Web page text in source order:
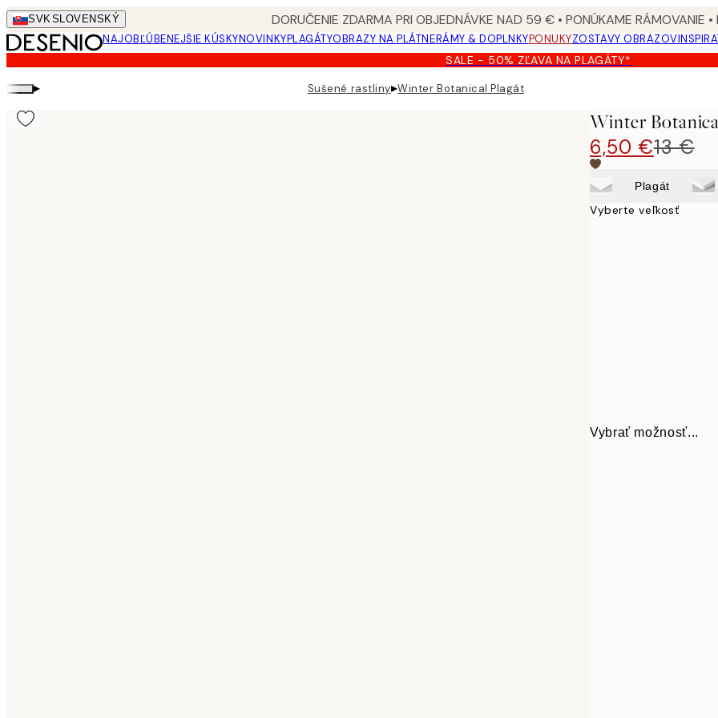
Skip
to
main
content.
SVKSLOVENSKÝ DORUČENIE ZDARMA PRI OBJEDNÁVKE NAD 59 € • PONÚKAME RÁMOVANIE
NAJOBĽÚBENEJŠIE KÚSKYNOVINKYPLAGÁTYOBRAZY NA PLÁTNERÁMY & DOPLNKYPONUKYZOSTAVY OBRAZOV
SALE - 50% ZĽAVA NA PLAGÁTY*
▸ Sušené rastliny▸Winter Botanical Plagát
Winter
6,50 €13 €
Plagát
Vyberte veľkosť
Vybrať možnosť...